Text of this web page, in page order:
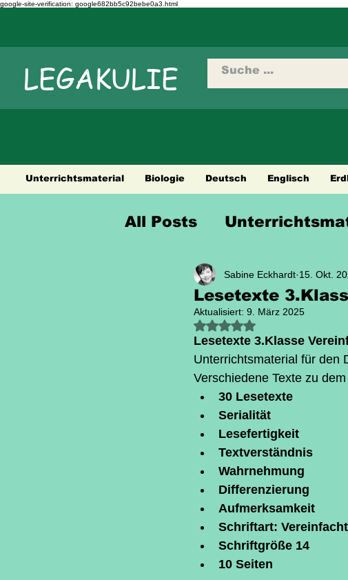
google-site-verification: google682bb5c92bebe0a3.html
LEGAKULIE
Unterrichtsmaterial Biologie Deutsch Englisch
All Posts
Sprüche Weisheiten
Lesetexte
Sabine Eckhardt 15. Okt.
Aktualisiert: 9. März 2025
Mit NaN von 5 Sternen
Lesetexte 3.Klasse
Unterrichtsmaterial für den
Verschiedene Texte zu
30 Lesetexte
Serialität
Lesefertigkeit
Textverständnis
Wahrnehmung
Differenzierung
Aufmerksamkeit
Schriftart:
Schriftgröße 14
10 Seiten